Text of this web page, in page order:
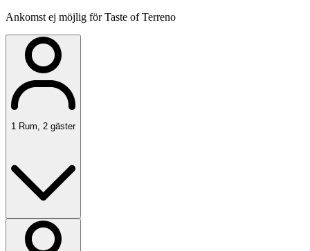
Ankomst ej möjlig för Taste of Terreno
1 Rum, 2 gäster